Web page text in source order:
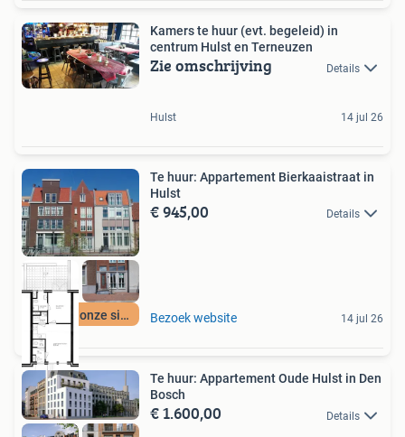
Kamers te huur (evt. begeleid) in
centrum Hulst en Terneuzen
Zie omschrijving Details
Hulst 14 jul 26
Meer op onze site
Te huur: Appartement Bierkaaistraat in
Hulst
€ 945,00 Details
Bezoek website 14 jul 26
Te huur: Appartement Oude Hulst in Den
Bosch
€ 1.600,00 Details